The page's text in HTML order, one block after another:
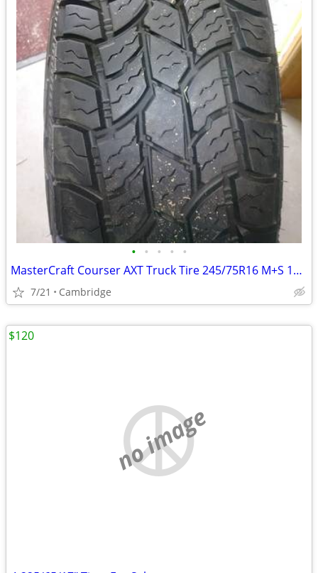
• • • • •
MasterCraft Courser AXT Truck Tire 245/75R16 M+S 11T Mud Snow
7/21 Cambridge
no image
$120